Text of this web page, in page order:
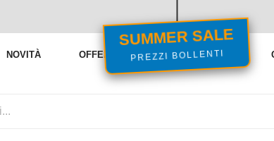
SUMMER SALE
PREZZI BOLLENTI
NOVITÀ OFFERTE VENDITE FLASH